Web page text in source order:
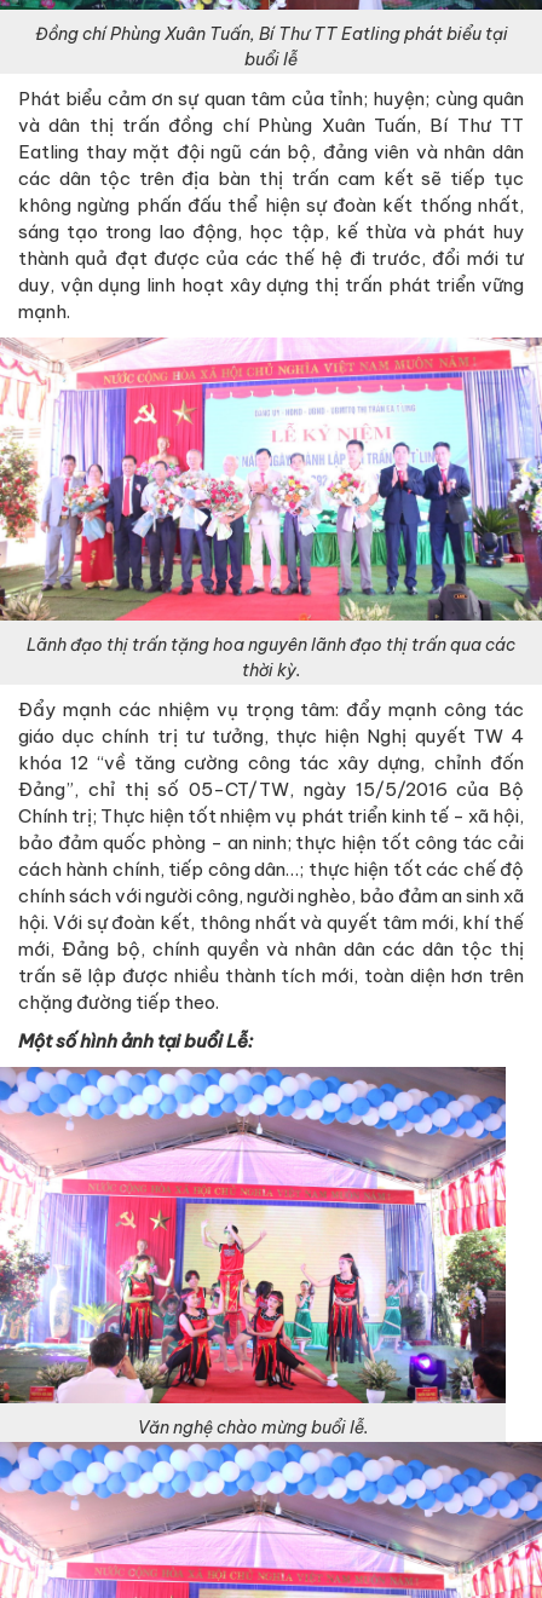
Đồng chí Phùng Xuân Tuấn, Bí Thư TT Eatling phát biểu tại
buổi lễ
Phát biểu cảm ơn sự quan tâm của tỉnh; huyện; cùng quân
và dân thị trấn đồng chí Phùng Xuân Tuấn, Bí Thư TT
Eatling thay mặt đội ngũ cán bộ, đảng viên và nhân dân
các dân tộc trên địa bàn thị trấn cam kết sẽ tiếp tục
không ngừng phấn đấu thể hiện sự đoàn kết thống nhất,
sáng tạo trong lao động, học tập, kế thừa và phát huy
thành quả đạt được của các thế hệ đi trước, đổi mới tư
duy, vận dụng linh hoạt xây dựng thị trấn phát triển vững
mạnh.
Lãnh đạo thị trấn tặng hoa nguyên lãnh đạo thị trấn qua các
thời kỳ.
Đẩy mạnh các nhiệm vụ trọng tâm: đẩy mạnh công tác
giáo dục chính trị tư tưởng, thực hiện Nghị quyết TW 4
khóa 12 “về tăng cường công tác xây dựng, chỉnh đốn
Đảng”, chỉ thị số 05-CT/TW, ngày 15/5/2016 của Bộ
Chính trị; Thực hiện tốt nhiệm vụ phát triển kinh tế - xã hội,
bảo đảm quốc phòng - an ninh; thực hiện tốt công tác cải
cách hành chính, tiếp công dân…; thực hiện tốt các chế độ
chính sách với người công, người nghèo, bảo đảm an sinh xã
hội. Với sự đoàn kết, thông nhất và quyết tâm mới, khí thế
mới, Đảng bộ, chính quyền và nhân dân các dân tộc thị
trấn sẽ lập được nhiều thành tích mới, toàn diện hơn trên
chặng đường tiếp theo.
Một số hình ảnh tại buổi Lễ:
Văn nghệ chào mừng buổi lễ.